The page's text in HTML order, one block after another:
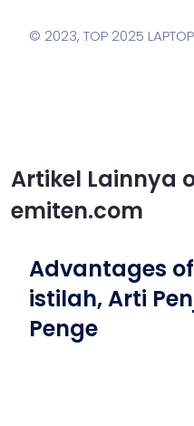
© 2023, TOP 2025
Artikel Lainnya
emiten.com
Advantages
istilah, Arti
Penge